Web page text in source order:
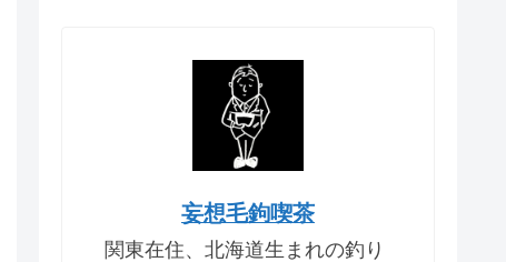
妄想毛鉤喫茶
関東在住、北海道生まれの釣り